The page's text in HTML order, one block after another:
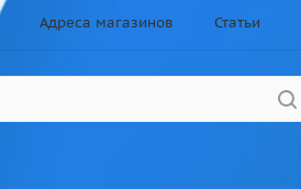
Адреса магазинов Статьи